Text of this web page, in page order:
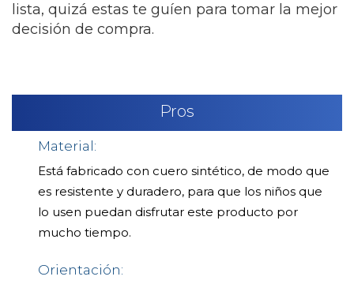
lista, quizá estas te guíen para tomar la mejor
decisión de compra.
Pros
Material:
Está fabricado con cuero sintético, de modo que
es resistente y duradero, para que los niños que
lo usen puedan disfrutar este producto por
mucho tiempo.
Orientación: